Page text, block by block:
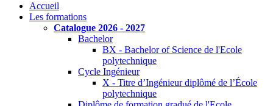
Accueil
Les formations
Catalogue 2026 - 2027
Bachelor
BX - Bachelor of Science de l'Ecole
polytechnique
Cycle Ingénieur
X - Titre d’Ingénieur diplômé de l’École
polytechnique